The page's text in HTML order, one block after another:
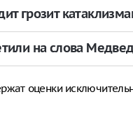
грозит
на слова
оценки